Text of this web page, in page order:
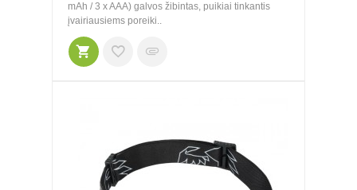
mAh / 3 x AAA) galvos žibintas, puikiai tinkantis
įvairiausiems poreiki..